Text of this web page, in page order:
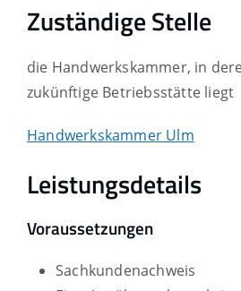
Zuständige Stelle
die Handwerkskammer, in
zukünftige Betriebsstätte liegt
Handwerkskammer Ulm
Leistungsdetails
Voraussetzungen
Sachkundenachweis